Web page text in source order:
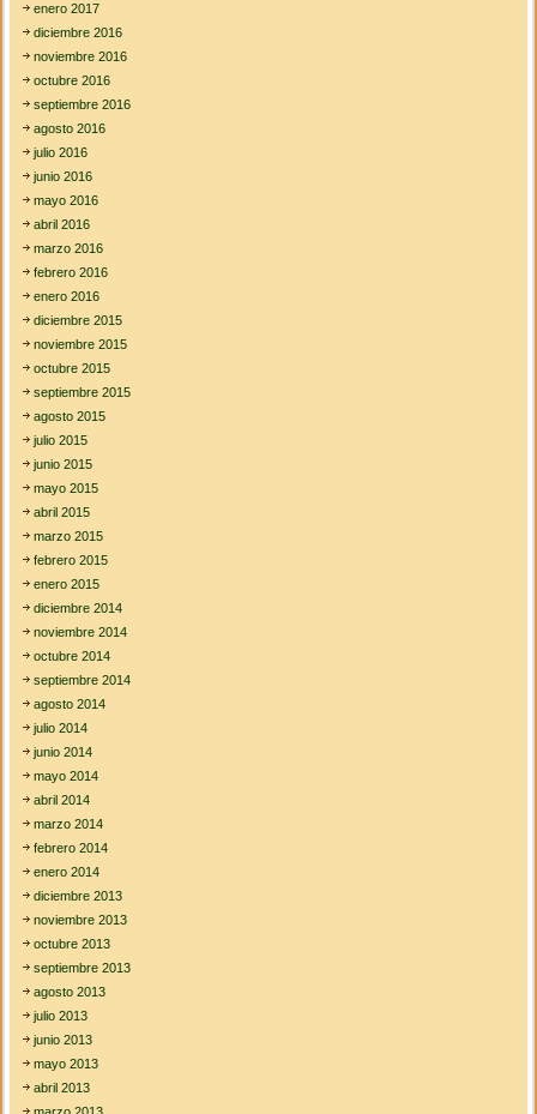
enero 2017
diciembre 2016
noviembre 2016
octubre 2016
septiembre 2016
agosto 2016
julio 2016
junio 2016
mayo 2016
abril 2016
marzo 2016
febrero 2016
enero 2016
diciembre 2015
noviembre 2015
octubre 2015
septiembre 2015
agosto 2015
julio 2015
junio 2015
mayo 2015
abril 2015
marzo 2015
febrero 2015
enero 2015
diciembre 2014
noviembre 2014
octubre 2014
septiembre 2014
agosto 2014
julio 2014
junio 2014
mayo 2014
abril 2014
marzo 2014
febrero 2014
enero 2014
diciembre 2013
noviembre 2013
octubre 2013
septiembre 2013
agosto 2013
julio 2013
junio 2013
mayo 2013
abril 2013